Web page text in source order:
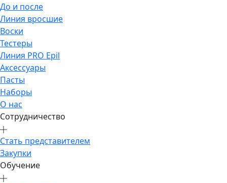
До и после
Линия вросшие
Воски
Тестеры
Линия PRO Epil
Аксессуары
Пасты
Наборы
О нас
Сотрудничество
Стать представителем
Закупки
Обучение